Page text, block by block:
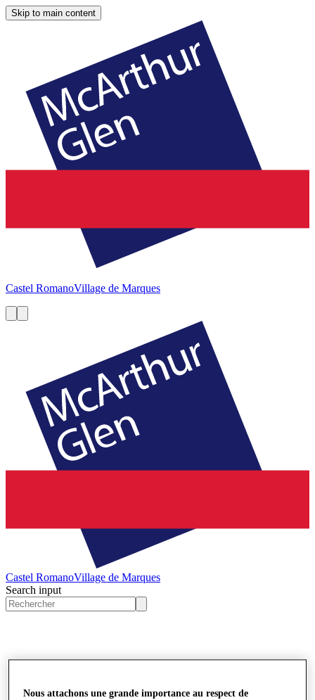
Skip to main content
Castel RomanoVillage de Marques
Castel RomanoVillage de Marques
Search input
Nous attachons une grande importance au respect de